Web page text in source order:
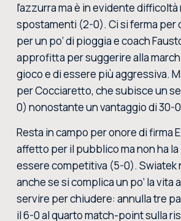
l’azzurra ma è in evidente difficoltà
spostamenti (2-0). Ci si ferma per
per un po’ di pioggia e coach
approfitta per suggerire alla
gioco e di essere più aggressiva.
per Cocciaretto, che subisce un
0) nonostante un vantaggio di 30-
Resta in campo per onore di firma
affetto per il pubblico ma non ha
essere competitiva (5-0). Swiatek
anche se si complica un po’ la vita
servire per chiudere: annulla tre
il 6-0 al quarto match-point sulla